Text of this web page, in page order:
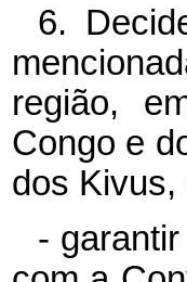
6.
região,
Congo e
dos Kivus,
-